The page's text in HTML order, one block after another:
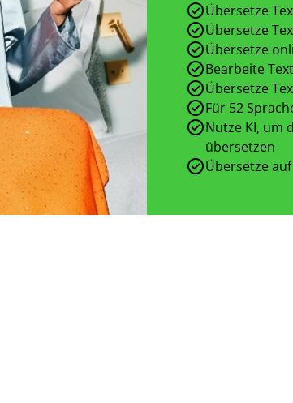
Übersetze
Übersetze
Übersetze
Bearbeite
Übersetze
Für 52
Nutze KI, um
übersetzen
Übersetze